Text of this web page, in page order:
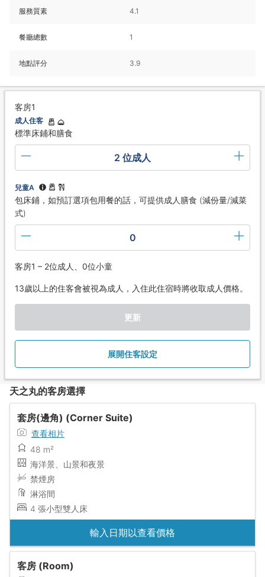
服務質素 4.1
餐廳總數 1
地點評分 3.9
客房1
成人住客
標準床鋪和膳食
2 位成人
兒童A
包床鋪，如預訂選項包用餐的話，可提供成人膳食 (減份量/減菜
式)
0
客房1 – 2位成人、0位小童
13歲以上的住客會被視為成人，入住此住宿時將收取成人價格。
更新
展開住客設定
天之丸的客房選擇
套房(邊角) (Corner Suite)
查看相片
48 m²
海洋景、山景和夜景
禁煙房
淋浴間
4 張小型雙人床
輸入日期以查看價格
客房 (Room)